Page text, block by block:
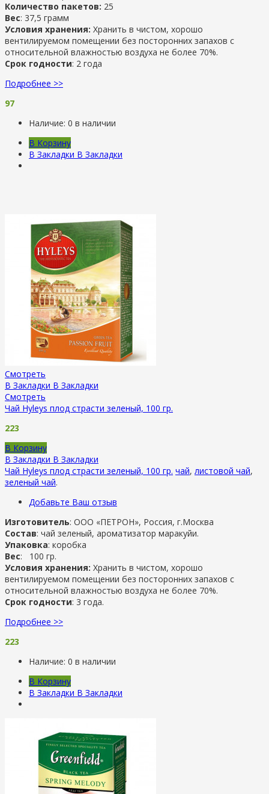
Количество пакетов: 25
Вес: 37,5 грамм
Условия хранения: Хранить в чистом, хорошо
вентилируемом помещении без посторонних запахов с
относительной влажностью воздуха не более 70%.
Срок годности: 2 года
Подробнее >>
97
Наличие: 0 в наличии
В Корзину
В Закладки В Закладки
Смотреть
В Закладки В Закладки
Смотреть
Чай Hyleys плод страсти зеленый, 100 гр.
223
В Корзину
В Закладки В Закладки
Чай Hyleys плод страсти зеленый, 100 гр. чай, листовой чай,
зеленый чай.
Добавьте Ваш отзыв
Изготовитель: ООО «ПЕТРОН», Россия, г.Москва
Состав: чай зеленый, ароматизатор маракуйи.
Упаковка: коробка
Вес: 100 гр.
Условия хранения: Хранить в чистом, хорошо
вентилируемом помещении без посторонних запахов с
относительной влажностью воздуха не более 70%.
Срок годности: 3 года.
Подробнее >>
223
Наличие: 0 в наличии
В Корзину
В Закладки В Закладки